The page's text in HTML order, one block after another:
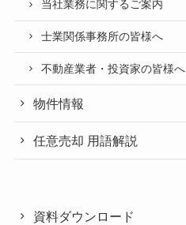
当社業務に関するご案内
士業関係事務所の皆様へ
不動産業者・投資家の皆様へ
物件情報
任意売却 用語解説
資料ダウンロード